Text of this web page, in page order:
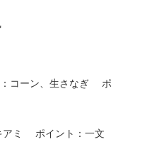
コーン、生さなぎ ポ
ミ ポイント：一文